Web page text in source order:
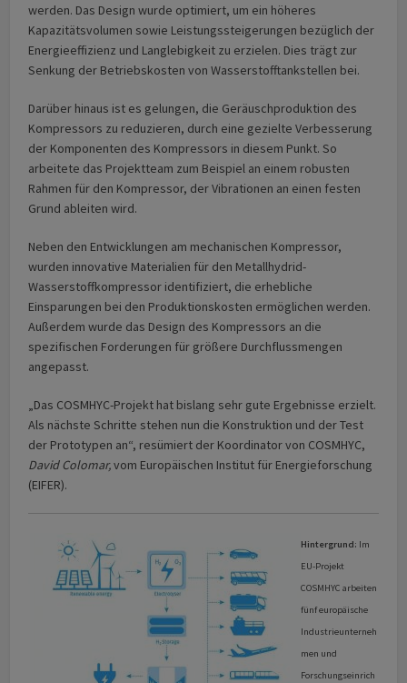
werden. Das Design wurde optimiert, um ein höheres
Kapazitätsvolumen sowie Leistungssteigerungen bezüglich der
Energieeffizienz und Langlebigkeit zu erzielen. Dies trägt zur
Senkung der Betriebskosten von Wasserstofftankstellen bei.
Darüber hinaus ist es gelungen, die Geräuschproduktion des
Kompressors zu reduzieren, durch eine gezielte Verbesserung
der Komponenten des Kompressors in diesem Punkt. So
arbeitete das Projektteam zum Beispiel an einem robusten
Rahmen für den Kompressor, der Vibrationen an einen festen
Grund ableiten wird.
Neben den Entwicklungen am mechanischen Kompressor,
wurden innovative Materialien für den Metallhydrid-
Wasserstoffkompressor identifiziert, die erhebliche
Einsparungen bei den Produktionskosten ermöglichen werden.
Außerdem wurde das Design des Kompressors an die
spezifischen Forderungen für größere Durchflussmengen
angepasst.
„Das COSMHYC-Projekt hat bislang sehr gute Ergebnisse erzielt.
Als nächste Schritte stehen nun die Konstruktion und der Test
der Prototypen an“, resümiert der Koordinator von COSMHYC,
David Colomar,vom Europäischen Institut für Energieforschung
(EIFER).
Hintergrund: Im
EU-Projekt
COSMHYC arbeiten
fünf europäische
Industrieunterneh
men und
Forschungseinrich